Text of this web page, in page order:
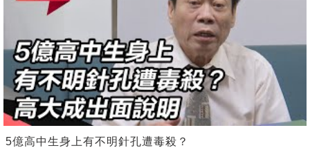
5億高中生身上有不明針孔遭毒殺？